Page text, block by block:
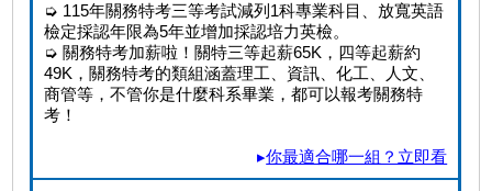
➭ 115年關務特考三等考試減列1科專業科目、放寬英語
檢定採認年限為5年並增加採認培力英檢。
➭ 關務特考加薪啦！關特三等起薪65K，四等起薪約
49K，關務特考的類組涵蓋理工、資訊、化工、人文、
商管等，不管你是什麼科系畢業，都可以報考關務特
考！
▸你最適合哪一組？立即看